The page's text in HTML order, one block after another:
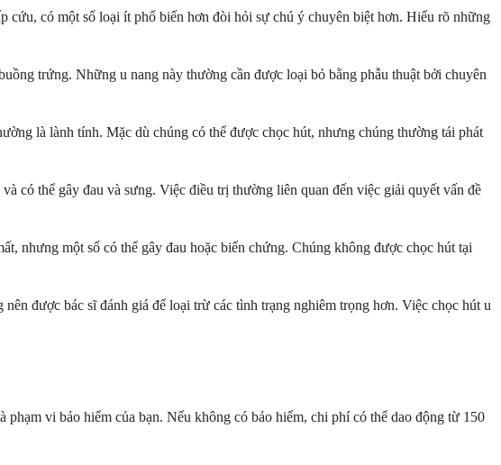
cứu, có một số loại ít phổ biến hơn đòi hỏi sự chú ý chuyên biệt hơn. Hiểu rõ những
trứng. Những u nang này thường cần được loại bỏ bằng phẫu thuật bởi chuyên
là lành tính. Mặc dù chúng có thể được chọc hút, nhưng chúng thường tái phát
có thể gây đau và sưng. Việc điều trị thường liên quan đến việc giải quyết vấn đề
nhưng một số có thể gây đau hoặc biến chứng. Chúng không được chọc hút tại
được bác sĩ đánh giá để loại trừ các tình trạng nghiêm trọng hơn. Việc chọc hút u
vi bảo hiểm của bạn. Nếu không có bảo hiểm, chi phí có thể dao động từ 150